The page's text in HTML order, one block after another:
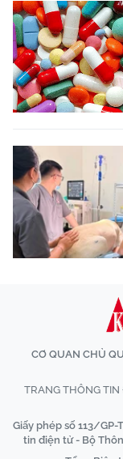
CƠ QUAN CHỦ
TRANG THÔNG
Giấy phép số 113/
tin điện tử - Bộ